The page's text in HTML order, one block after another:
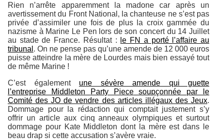
Rien n’arrête apparemment la madone car après un
avertissement du Front National, la chanteuse ne s’est pas
privée d’assimiler une fois de plus la croix gammée du
nazisme à Marine Le Pen lors de son concert du 14 Juillet
au stade de France. Résultat :
le FN a porté l’affaire au
tribunal . On ne pense pas qu’une amende de 12 000 euros
puisse atteindre la mère de Lourdes mais bien essayé tout
de même Marine !
C’est également une sévère amende qui guette
l’entreprise Middleton
Party Piecesoupçonnée par le
Comité des JO de vendre des articles illégaux des Jeux.
Dommage pour la rédaction qui comptait justement s’y
offrir un article aux cinq anneaux olympiques et surtout
dommage pour Kate Middleton dont la mère est dans le
beau drap si cette accusation s’avère vraie.